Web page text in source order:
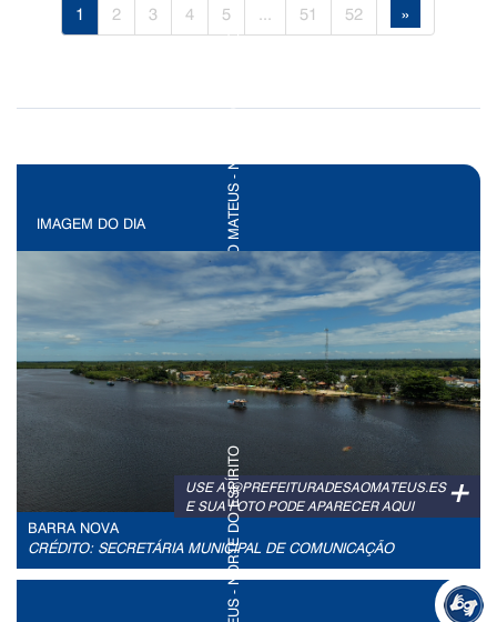
1 2 3 4 5 ... 51 52 »
IMAGEM DO DIA
+
USE A @PREFEITURADESAOMATEUS.ES
E SUA FOTO PODE APARECER AQUI
BARRA NOVA
CRÉDITO: SECRETÁRIA MUNICIPAL DE COMUNICAÇÃO